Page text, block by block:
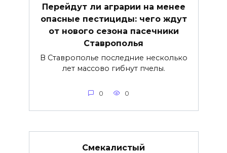
Перейдут ли аграрии на менее
опасные пестициды: чего ждут
от нового сезона пасечники
Ставрополья
В Ставрополье последние несколько
лет массово гибнут пчелы.
0 0
Смекалистый